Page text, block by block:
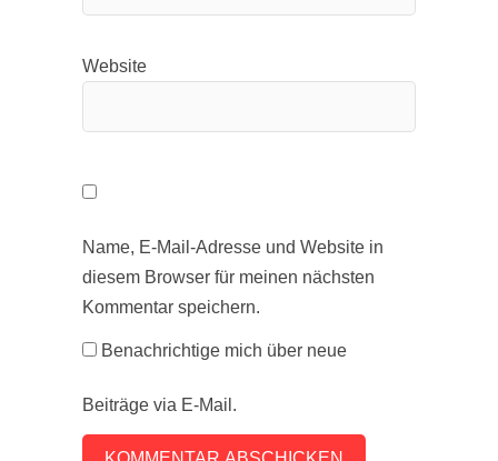
Website
Name, E-Mail-Adresse und Website in
diesem Browser für meinen nächsten
Kommentar speichern.
Benachrichtige mich über neue
Beiträge via E-Mail.